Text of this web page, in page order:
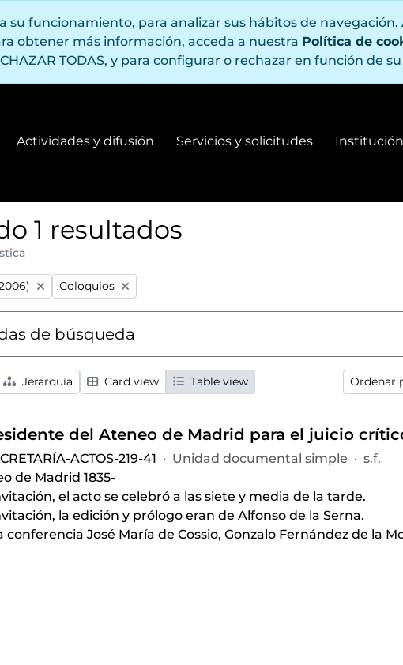
su funcionamiento, para analizar sus hábitos de
obtener más información, acceda a nuestra Política de
TODAS, y para configurar o rechazar en función de
Actividades y difusión
Actividades y difusión
Servicios y solicitudes Institución
1 resultados
Remove filter:
Coloquios
de búsqueda
Jerarquía Card view Table view Ordenar
ACTOS-219-41 · Unidad documental simple · s.f.
de Madrid 1835-
el acto se celebró a las siete y media de la tarde.
la edición y prólogo eran de Alfonso de la Serna.
José María de Cossio, Gonzalo Fernández de la